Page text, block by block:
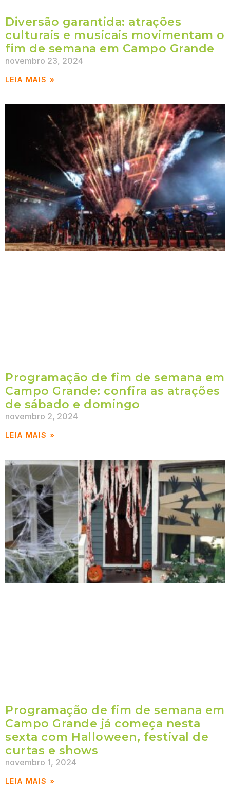
Diversão garantida: atrações
culturais e musicais movimentam o
fim de semana em Campo Grande
novembro 23, 2024
LEIA MAIS »
Programação de fim de semana em
Campo Grande: confira as atrações
de sábado e domingo
novembro 2, 2024
LEIA MAIS »
Programação de fim de semana em
Campo Grande já começa nesta
sexta com Halloween, festival de
curtas e shows
novembro 1, 2024
LEIA MAIS »